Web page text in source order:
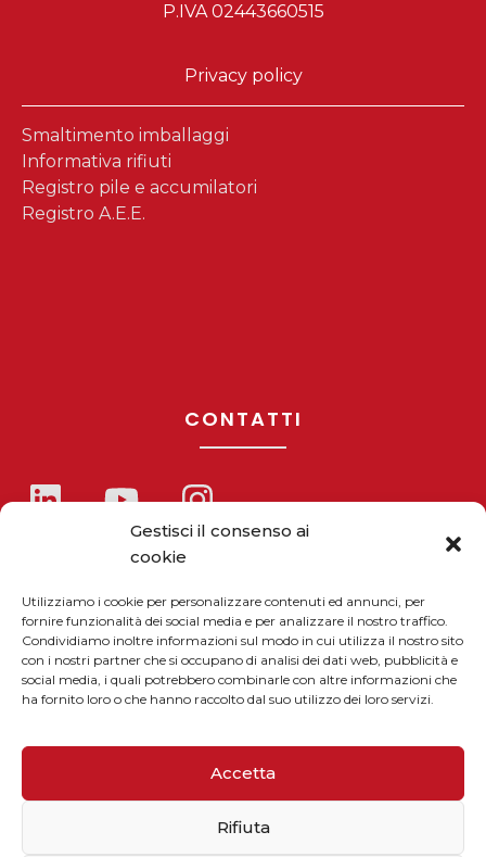
Gestisci il consenso ai
cookie
Utilizziamo i cookie per personalizzare contenuti ed annunci, per
fornire funzionalità dei social media e per analizzare il nostro traffico.
Condividiamo inoltre informazioni sul modo in cui utilizza il nostro sito
con i nostri partner che si occupano di analisi dei dati web, pubblicità e
social media, i quali potrebbero combinarle con altre informazioni che
ha fornito loro o che hanno raccolto dal suo utilizzo dei loro servizi.
Accetta
Rifiuta
P.IVA 02443660515
Privacy policy
Smaltimento imballaggi
Informativa rifiuti
Registro pile e accumilatori
Registro A.E.E.
CONTATTI
Telefono / Fax
sales@solarmg.it
support@solarmg.it